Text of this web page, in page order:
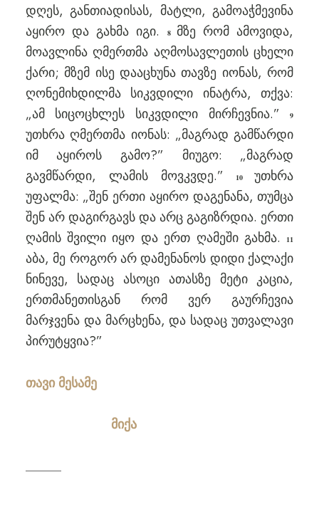
დღეს, განთიადისას, მატლი, გამოაჭმევინა
აყირო და გახმა იგი.
8 მზე რომ ამოვიდა,
მოავლინა ღმერთმა აღმოსავლეთის ცხელი
ქარი; მზემ ისე დააცხუნა თავზე იონას, რომ
ღონემიხდილმა სიკვდილი ინატრა, თქვა:
„ამ სიცოცხლეს სიკვდილი მირჩევნია.”9
უთხრა ღმერთმა იონას: „მაგრად გამწარდი
იმ აყიროს გამო?” მიუგო: „მაგრად
გავმწარდი, ლამის მოვკვდე.”
10უთხრა
უფალმა: „შენ ერთი აყირო დაგენანა, თუმცა
შენ არ დაგირგავს და არც გაგიზრდია. ერთი
ღამის შვილი იყო და ერთ ღამეში გახმა.
11
აბა, მე როგორ არ დამენანოს დიდი ქალაქი
ნინევე, სადაც ასოცი ათასზე მეტი კაცია,
ერთმანეთისგან რომ ვერ გაურჩევია
მარჯვენა და მარცხენა, და სადაც უთვალავი
პირუტყვია?”
თავი მესამე
მიქა